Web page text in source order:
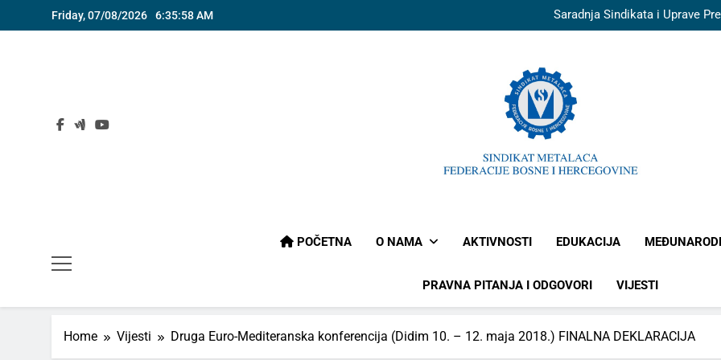
to
Friday, 07/08/2026 6:35:59 AM
Generalni direktor Pretisa
Kenan Mujkanović za
Saradnja Sindikata i Uprave
POČETNA O NAMA AKTIVNOSTI EDUKACIJA
PRAVNA PITANJA I ODGOVORI VIJESTI
Home Vijesti Druga Euro-Mediteranska konferencija (Didim 10. – 12. maja 2018.) FINALNA DEKLARACIJA